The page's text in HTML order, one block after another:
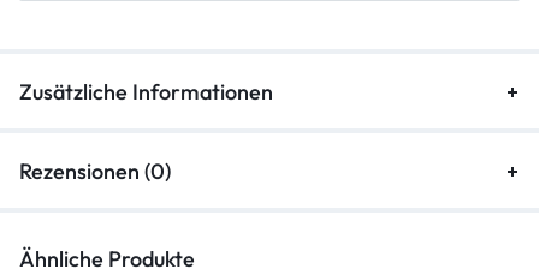
Zusätzliche Informationen
Rezensionen (0)
Ähnliche Produkte